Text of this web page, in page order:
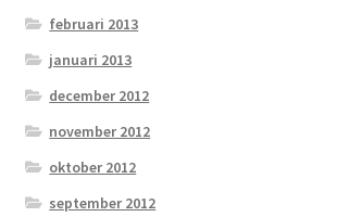
februari 2013
januari 2013
december 2012
november 2012
oktober 2012
september 2012